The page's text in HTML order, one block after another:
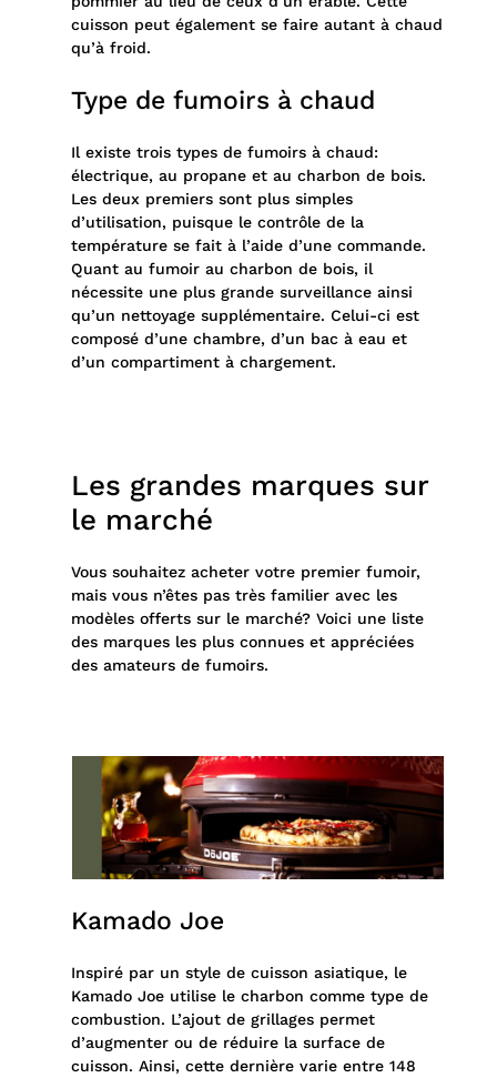
cuisson peut également se faire autant à chaud
qu’à froid.
Type de fumoirs à chaud
Il existe trois types de fumoirs à chaud:
électrique, au propane et au charbon de bois.
Les deux premiers sont plus simples
d’utilisation, puisque le contrôle de la
température se fait à l’aide d’une commande.
Quant au fumoir au charbon de bois, il
nécessite une plus grande surveillance ainsi
qu’un nettoyage supplémentaire. Celui-ci est
composé d’une chambre, d’un bac à eau et
d’un compartiment à chargement.
Les grandes marques sur
le marché
Vous souhaitez acheter votre premier fumoir,
mais vous n’êtes pas très familier avec les
modèles offerts sur le marché? Voici une liste
des marques les plus connues et appréciées
des amateurs de fumoirs.
Kamado Joe
Inspiré par un style de cuisson asiatique, le
Kamado Joe utilise le charbon comme type de
combustion. L’ajout de grillages permet
d’augmenter ou de réduire la surface de
cuisson. Ainsi, cette dernière varie entre 148